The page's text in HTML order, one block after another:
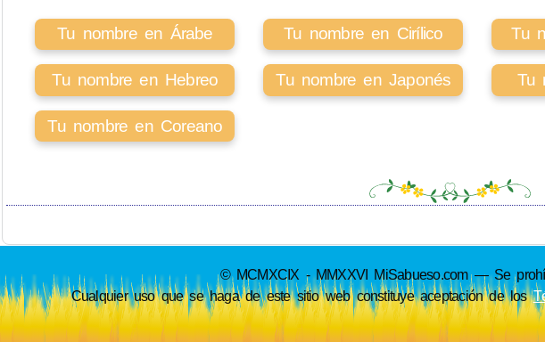
Tu nombre en Árabe Tu nombre en Cirílico Tu
Tu nombre en Hebreo Tu nombre en Japonés Tu
Tu nombre en Coreano
© MCMXCIX - MMXXVI MiSabueso.com — Se
Cualquier uso que se haga de este sitio web constituye aceptación de los